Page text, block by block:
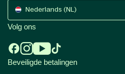
Nederlands (NL)
Volg ons
Beveiligde betalingen